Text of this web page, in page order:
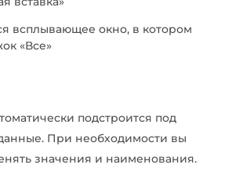
всплывающее окно, в котором
«Все»
подстроится под
При необходимости вы
значения и наименования.